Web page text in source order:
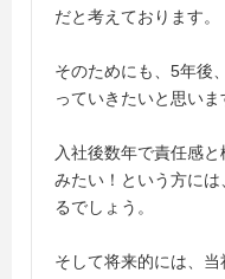
だと考えております。
そのためにも、5年後
っていきたいと思いま
入社後数年で責任感
みたい！という方に
るでしょう。
そして将来的には、